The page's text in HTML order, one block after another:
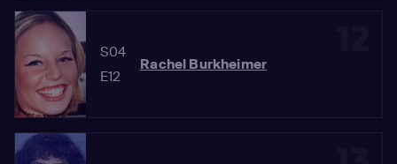
S04
E12
Rachel Burkheimer